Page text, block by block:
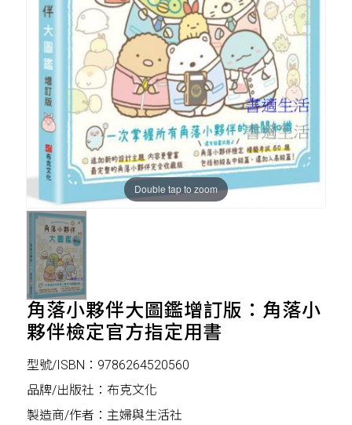
Double tap to zoom
角落小夥伴大圖鑑增訂版：角落小
夥伴檢定官方指定用書
型號/ISBN：9786264520560
品牌/出版社：布克文化
製造商/作者：主婦與生活社